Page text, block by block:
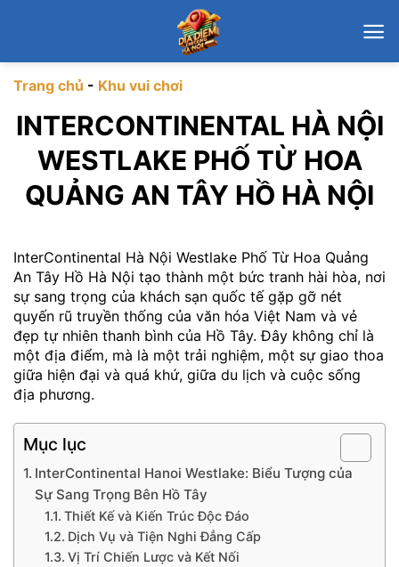
dungTrang chủ - Khu vui chơi
INTERCONTINENTAL HÀ NỘI
WESTLAKE PHỐ TỪ HOA
QUẢNG AN TÂY HỒ HÀ NỘI
InterContinental Hà Nội Westlake Phố Từ Hoa Quảng
An Tây Hồ Hà Nội tạo thành một bức tranh hài hòa, nơi
sự sang trọng của khách sạn quốc tế gặp gỡ nét
quyến rũ truyền thống của văn hóa Việt Nam và vẻ
đẹp tự nhiên thanh bình của Hồ Tây. Đây không chỉ là
một địa điểm, mà là một trải nghiệm, một sự giao thoa
giữa hiện đại và quá khứ, giữa du lịch và cuộc sống
địa phương.
Mục lục
InterContinental Hanoi Westlake: Biểu Tượng của
Sự Sang Trọng Bên Hồ Tây
Thiết Kế và Kiến Trúc Độc Đáo
Dịch Vụ và Tiện Nghi Đẳng Cấp
Vị Trí Chiến Lược và Kết Nối